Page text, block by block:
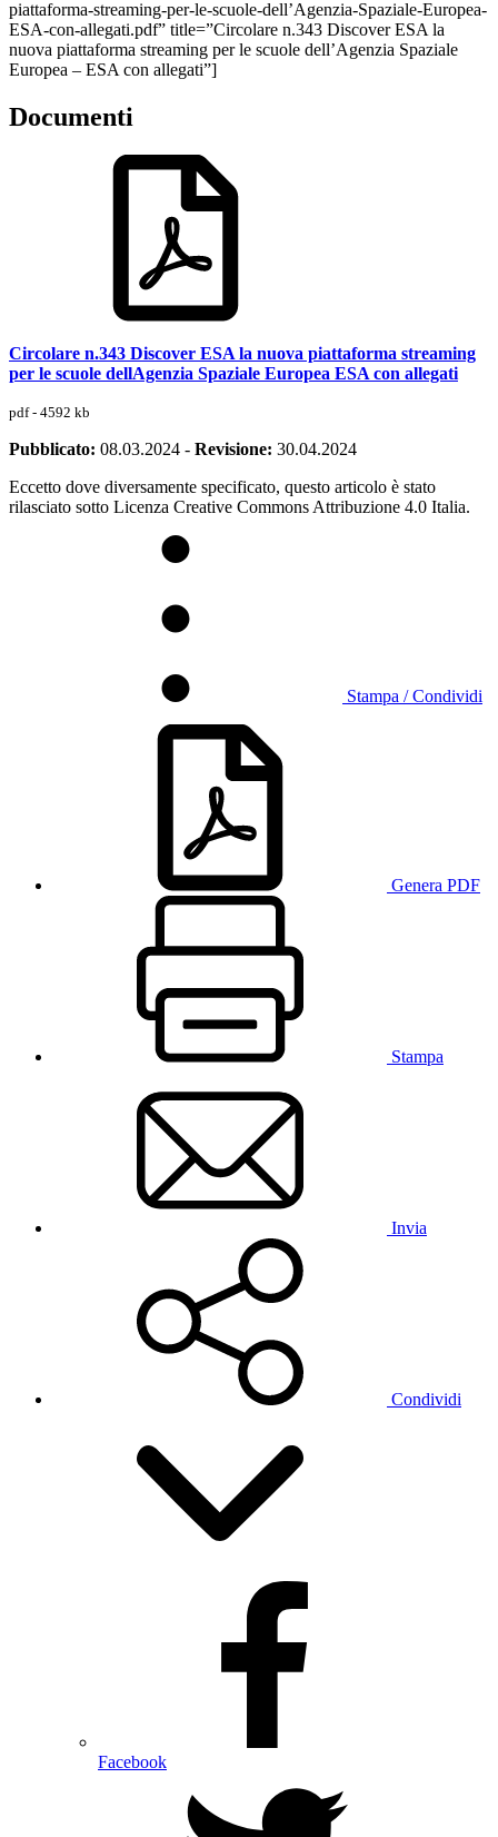
piattaforma-streaming-per-le-scuole-dell’Agenzia-Spaziale-Europea-
ESA-con-allegati.pdf” title=”Circolare n.343 Discover ESA la
nuova piattaforma streaming per le scuole dell’Agenzia Spaziale
Europea – ESA con allegati”]
Documenti
Circolare n.343 Discover ESA la nuova piattaforma streaming
per le scuole dellAgenzia Spaziale Europea ESA con allegati
pdf - 4592 kb
Pubblicato: 08.03.2024 - Revisione: 30.04.2024
Eccetto dove diversamente specificato, questo articolo è stato
rilasciato sotto Licenza Creative Commons Attribuzione 4.0 Italia.
Stampa / Condividi
Genera PDF
Stampa
Invia
Condividi
Facebook